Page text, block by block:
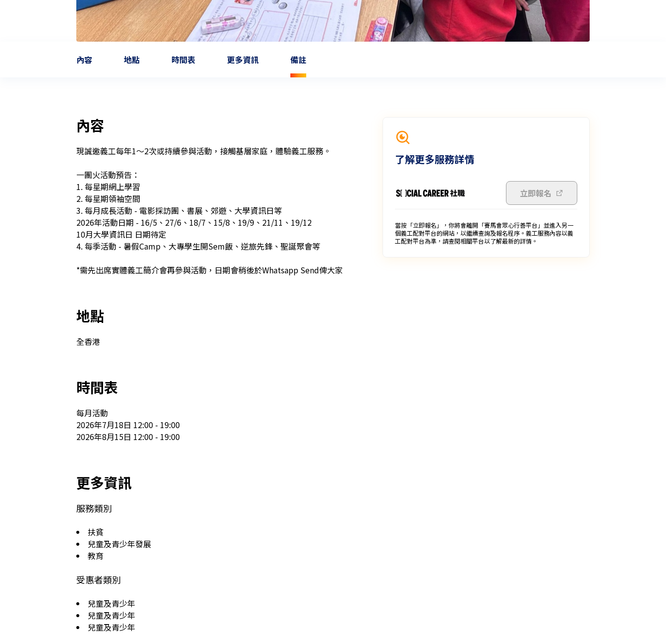
內容 地點 時間表 更多資訊 備註
內容
現誠邀義工每年1～2次或持續參與活動，接觸基層家庭，體驗義工服務。
一團火活動預告：
1. 每星期網上學習
2. 每星期領袖空間
3. 每月成長活動 - 電影採訪團、書展、郊遊、大學資訊日等
2026年活動日期 - 16/5、27/6、18/7、15/8、19/9、21/11、19/12
10月大學資訊日 日期待定
4. 每季活動 - 暑假Camp、大專學生開Sem飯、逆旅先鋒、聖誕聚會等
*需先出席實體義工簡介會再參與活動，日期會稍後於Whatsapp Send俾大家
地點
全香港
時間表
每月活動
2026年7月18日 12:00 - 19:00
2026年8月15日 12:00 - 19:00
更多資訊
服務類別
扶貧
兒童及青少年發展
教育
受惠者類別
兒童及青少年
兒童及青少年
兒童及青少年
了解更多服務詳情
立即報名
當按「立即報名」，你將會離開「賽馬會眾心行善平台」並進入另一
個義工配對平台的網站，以繼續查詢及報名程序。義工服務內容以義
工配對平台為準，請查閱相關平台以了解最新的詳情。